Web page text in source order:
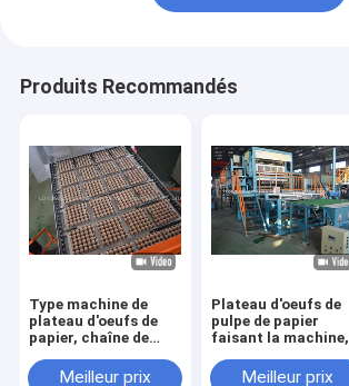
Produits Recommandés
Type machine de
plateau d'oeufs de
papier, chaîne de
production de haute
Meilleur prix
Plateau d'oeufs de
pulpe de papier
faisant la machine,
papier produisant la
Meilleur prix